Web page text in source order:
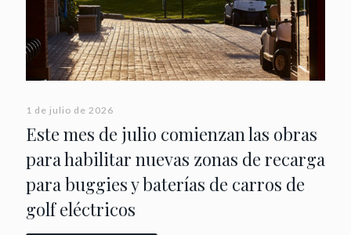
1 de julio de 2026
Este mes de julio comienzan las obras
para habilitar nuevas zonas de recarga
para buggies y baterías de carros de
golf eléctricos